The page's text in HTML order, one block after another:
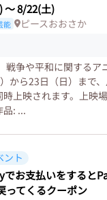
〜8/22(土)
能 ピースおおさか
戦争や平和に関するア
から23日（日）まで
上映されます。上映
品: ...
ント
でお支払いをすると
ってくるクーポン